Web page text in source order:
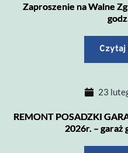
Zaproszenie na Walne
Czytaj
23
REMONT POSADZKI
2026r. – garaż